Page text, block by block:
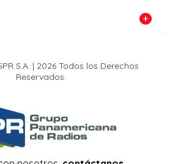
S.A. | 2026 Todos los Derechos
Reservados.